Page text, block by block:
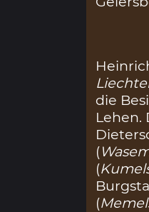
die
Lehen.
(
(
(